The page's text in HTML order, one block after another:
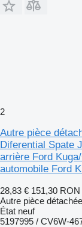
2
Autre pièce
Diferential Spate
arrière Ford
automobile Ford
28,83 € 151,30 RON
Autre pièce
État neuf
5197995 / CV6W-